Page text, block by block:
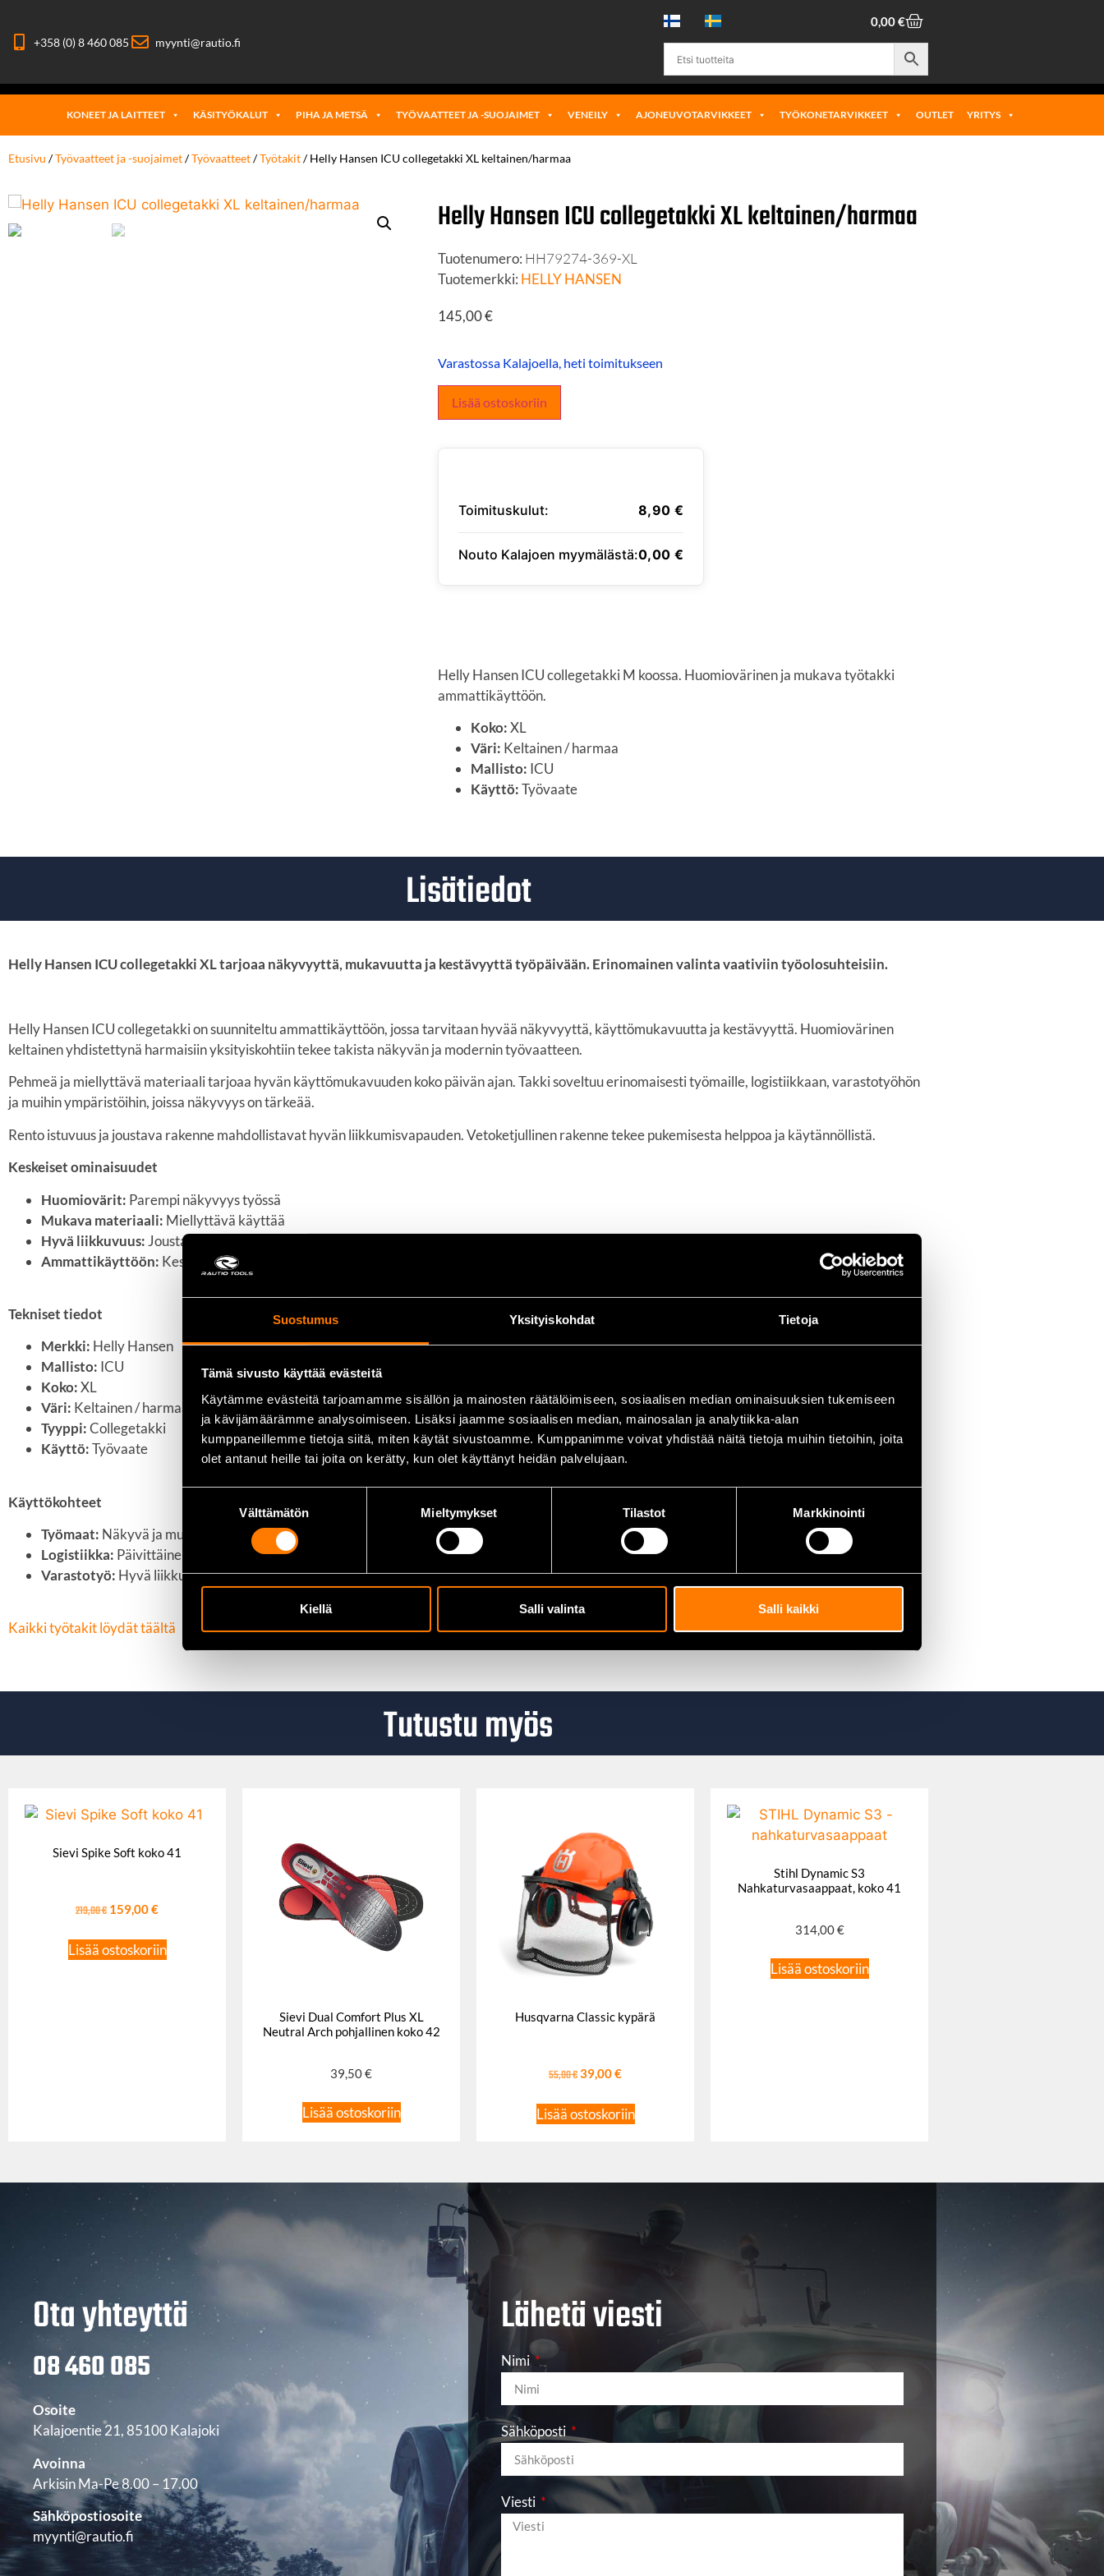
Suostumus Yksityiskohdat Tietoja
Tämä sivusto käyttää evästeitä
Käytämme evästeitä tarjoamamme sisällön ja mainosten räätälöimiseen, sosiaalisen median ominaisuuksien tukemiseen
ja kävijämäärämme analysoimiseen. Lisäksi jaamme sosiaalisen median, mainosalan ja analytiikka-alan
kumppaneillemme tietoja siitä, miten käytät sivustoamme. Kumppanimme voivat yhdistää näitä tietoja muihin tietoihin, joita
olet antanut heille tai joita on kerätty, kun olet käyttänyt heidän palvelujaan.
Välttämätön Mieltymykset Tilastot Markkinointi
Kiellä Salli valinta Salli kaikki
+358 (0) 8 460 085 myynti@rautio.fi
0,00€
KONEET JA LAITTEET KÄSITYÖKALUT PIHA JA METSÄ TYÖVAATTEET JA -SUOJAIMET VENEILY AJONEUVOTARVIKKEET TYÖKONETARVIKKEET OUTLET YRITYS
Etusivu /Työvaatteet ja -suojaimet/Työvaatteet/Työtakit/ Helly Hansen ICU college­takki XL keltainen/harmaa
Helly Hansen ICU college­takki XL keltainen/harmaa
Tuotenumero: HH79274-369-XL
Tuotemerkki: HELLY HANSEN
145,00€
Varastossa Kalajoella, heti toimitukseen
Lisää ostoskoriin
Toimituskulut: 8,90 €
Nouto Kalajoen myymälästä:0,00 €
Helly Hansen ICU college­takki M koossa. Huomiovärinen ja mukava työtakki
ammattikäyttöön.
Koko:XL
Väri: Keltainen / harmaa
Mallisto: ICU
Käyttö:Työvaate
Lisätiedot
Helly Hansen ICU collegetakki XL tarjoaa näkyvyyttä, mukavuutta ja kestävyyttä työpäivään. Erinomainen valinta vaativiin työolosuhteisiin.
Helly Hansen ICU college­takki on suunniteltu ammattikäyttöön, jossa tarvitaan hyvää näkyvyyttä, käyttömukavuutta ja kestävyyttä. Huomiovärinen
keltainen yhdistettynä harmaisiin yksityiskohtiin tekee takista näkyvän ja modernin työvaatteen.
Pehmeä ja miellyttävä materiaali tarjoaa hyvän käyttömukavuuden koko päivän ajan. Takki soveltuu erinomaisesti työmaille, logistiikkaan, varastotyöhön
ja muihin ympäristöihin, joissa näkyvyys on tärkeää.
Rento istuvuus ja joustava rakenne mahdollistavat hyvän liikkumisvapauden. Vetoketjullinen rakenne tekee pukemisesta helppoa ja käytännöllistä.
Keskeiset ominaisuudet
Huomiovärit: Parempi näkyvyys työssä
Mukava materiaali: Miellyttävä käyttää
Hyvä liikkuvuus: Joustava rakenne
Ammattikäyttöön: Kestävä työvaate
Tekniset tiedot
Merkki: Helly Hansen
Mallisto: ICU
Koko:XL
Väri: Keltainen / harmaa
Tyyppi:College­takki
Käyttö:Työvaate
Käyttökohteet
Työmaat: Näkyvä ja mukava käyttö
Logistiikka: Päivittäinen työskentely
Varastotyö: Hyvä liikkuvuus
Kaikki työtakit löydät täältä
Tutustu myös
Sievi Spike Soft koko 41
219,00€ 159,00€
Lisää ostoskoriin
Sievi Dual Comfort Plus XL
Neutral Arch pohjallinen koko 42
39,50€
Lisää ostoskoriin
Husqvarna Classic kypärä
55,00€39,00€
Lisää ostoskoriin
Stihl Dynamic S3
Nahkaturvasaappaat, koko 41
314,00€
Lisää ostoskoriin
Ota yhteyttä
08 460 085
Osoite
Kalajoentie 21, 85100 Kalajoki
Avoinna
Arkisin Ma-Pe 8.00 – 17.00
Sähköpostiosoite
myynti@rautio.fi
Lähetä viesti
Nimi
Sähköposti
Viesti